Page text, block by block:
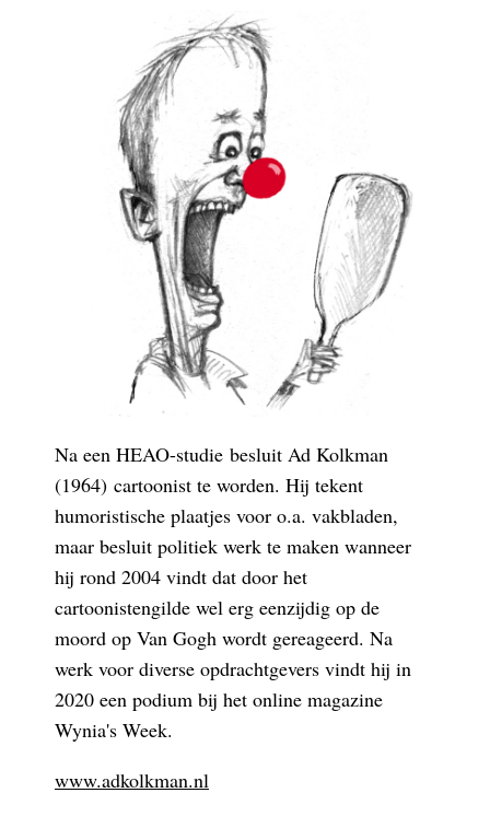
Na een HEAO-studie besluit Ad Kolkman
(1964) cartoonist te worden. Hij tekent
humoristische plaatjes voor o.a. vakbladen,
maar besluit politiek werk te maken wanneer
hij rond 2004 vindt dat door het
cartoonistengilde wel erg eenzijdig op de
moord op Van Gogh wordt gereageerd. Na
werk voor diverse opdrachtgevers vindt hij in
2020 een podium bij het online magazine
Wynia's Week.
www.adkolkman.nl